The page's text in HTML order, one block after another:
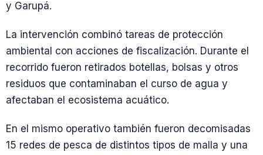
y Garupá.
La intervención combinó tareas de protección
ambiental con acciones de fiscalización. Durante el
recorrido fueron retirados botellas, bolsas y otros
residuos que contaminaban el curso de agua y
afectaban el ecosistema acuático.
En el mismo operativo también fueron decomisadas
15 redes de pesca de distintos tipos de malla y una